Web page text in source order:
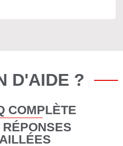
D'AIDE ?
COMPLÈTE